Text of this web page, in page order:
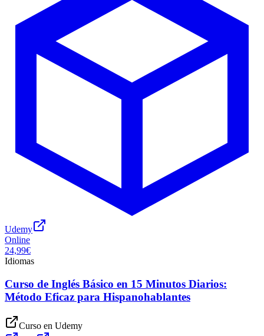
Udemy
Online
24,99€
Idiomas
Curso de Inglés Básico en 15 Minutos Diarios:
Método Eficaz para Hispanohablantes
Curso en Udemy